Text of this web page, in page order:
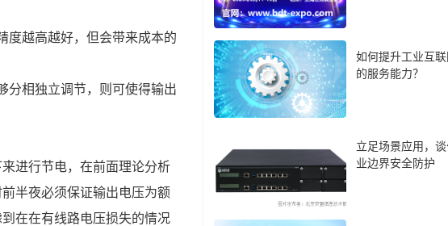
越高越好，但会带来成本的
相独立调节，则可使得输出
进行节电，在前面理论分析
半夜必须保证输出电压为额
在在有线路电压损失的情况
如何提升工业互
的服务能力？
立足场景应用，
业边界安全防护